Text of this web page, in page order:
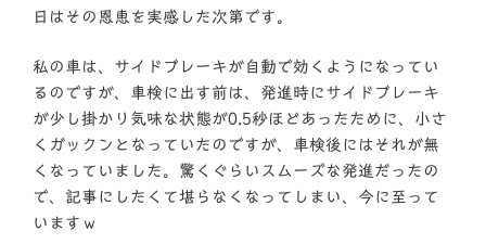
日はその恩恵を実感した次第です。
私の車は、サイドブレーキが自動で効くようになってい
るのですが、車検に出す前は、発進時にサイドブレーキ
が少し掛かり気味な状態が0.5秒ほどあったために、小さ
くガックンとなっていたのですが、車検後にはそれが無
くなっていました。驚くぐらいスムーズな発進だったの
で、記事にしたくて堪らなくなってしまい、今に至って
いますｗ